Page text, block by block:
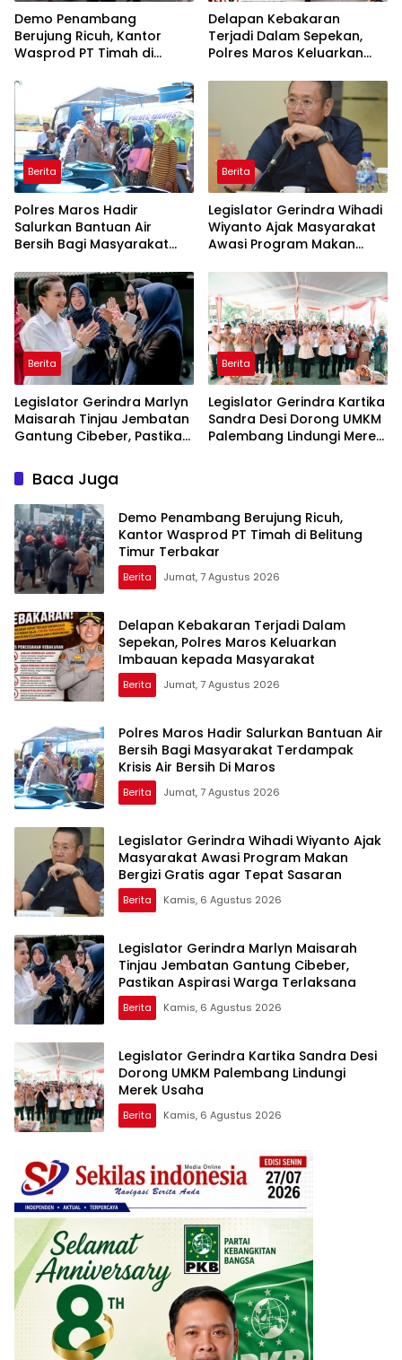
Demo Penambang
Berujung Ricuh, Kantor
Wasprod PT Timah di
Delapan Kebakaran
Terjadi Dalam Sepekan,
Polres Maros Keluarkan
Masyarakat
Berita
Polres Maros Hadir
Salurkan Bantuan Air
Bersih Bagi Masyarakat
Di Maros
Berita
Legislator Gerindra Wihadi
Wiyanto Ajak Masyarakat
Awasi Program Makan
Sasaran
Berita
Legislator Gerindra Marlyn
Maisarah Tinjau Jembatan
Gantung Cibeber, Pastikan
Berita
Legislator Gerindra Kartika
Sandra Desi Dorong UMKM
Palembang Lindungi Merek
Baca Juga
Demo Penambang Berujung Ricuh,
Kantor Wasprod PT Timah di Belitung
Timur Terbakar
Berita Jumat, 7 Agustus 2026
Delapan Kebakaran Terjadi Dalam
Sepekan, Polres Maros Keluarkan
Imbauan kepada Masyarakat
Berita Jumat, 7 Agustus 2026
Polres Maros Hadir Salurkan Bantuan Air
Bersih Bagi Masyarakat Terdampak
Krisis Air Bersih Di Maros
Berita Jumat, 7 Agustus 2026
Legislator Gerindra Wihadi Wiyanto Ajak
Masyarakat Awasi Program Makan
Bergizi Gratis agar Tepat Sasaran
Berita Kamis, 6 Agustus 2026
Legislator Gerindra Marlyn Maisarah
Tinjau Jembatan Gantung Cibeber,
Pastikan Aspirasi Warga Terlaksana
Berita Kamis, 6 Agustus 2026
Legislator Gerindra Kartika Sandra Desi
Dorong UMKM Palembang Lindungi
Merek Usaha
Berita Kamis, 6 Agustus 2026